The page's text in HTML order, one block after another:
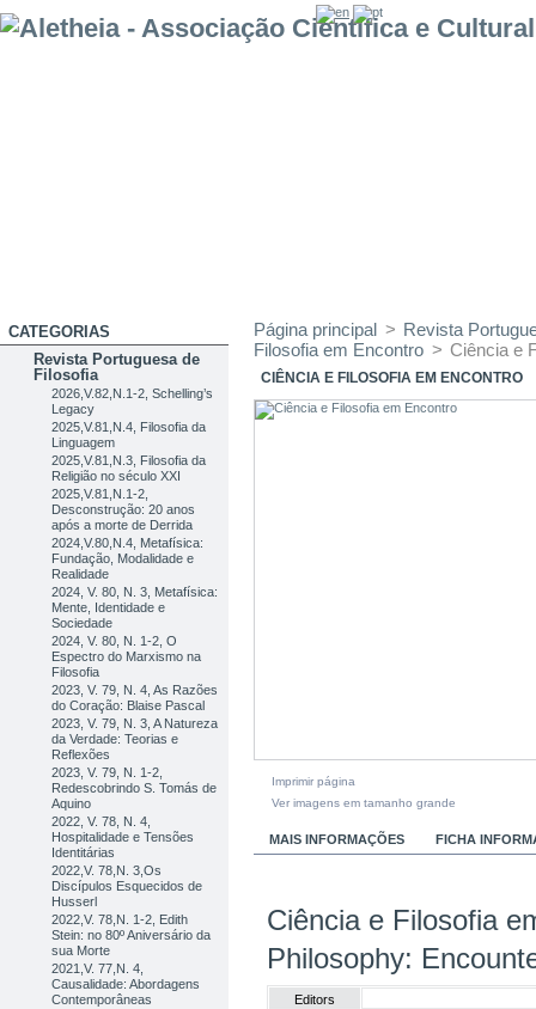
CATEGORIAS
Revista Portuguesa de
Filosofia
2026,V.82,N.1-2, Schelling’s
Legacy
2025,V.81,N.4, Filosofia da
Linguagem
2025,V.81,N.3, Filosofia da
Religião no século XXI
2025,V.81,N.1-2,
Desconstrução: 20 anos
após a morte de Derrida
2024,V.80,N.4, Metafísica:
Fundação, Modalidade e
Realidade
2024, V. 80, N. 3, Metafísica:
Mente, Identidade e
Sociedade
2024, V. 80, N. 1-2, O
Espectro do Marxismo na
Filosofia
2023, V. 79, N. 4, As Razões
do Coração: Blaise Pascal
2023, V. 79, N. 3, A Natureza
da Verdade: Teorias e
Reflexões
2023, V. 79, N. 1-2,
Redescobrindo S. Tomás de
Aquino
2022, V. 78, N. 4,
Hospitalidade e Tensões
Identitárias
2022,V. 78,N. 3,Os
Discípulos Esquecidos de
Husserl
2022,V. 78,N. 1-2, Edith
Stein: no 80º Aniversário da
sua Morte
2021,V. 77,N. 4,
Causalidade: Abordagens
Contemporâneas
Página principal > Revista
Filosofia em Encontro > Ciência e
CIÊNCIA E FILOSOFIA EM ENCONTRO
Imprimir página
Ver imagens em tamanho grande
MAIS INFORMAÇÕES FICHA
Ciência e Filosofia
Philosophy:
Editors